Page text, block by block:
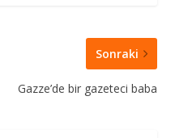
Sonraki
Gazze’de bir gazeteci baba